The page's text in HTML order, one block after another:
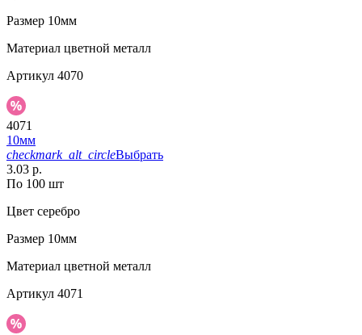
Размер 10мм
Материал цветной металл
Артикул 4070
4071
10мм
checkmark_alt_circleВыбрать
3.03 р.
По 100 шт
Цвет серебро
Размер 10мм
Материал цветной металл
Артикул 4071